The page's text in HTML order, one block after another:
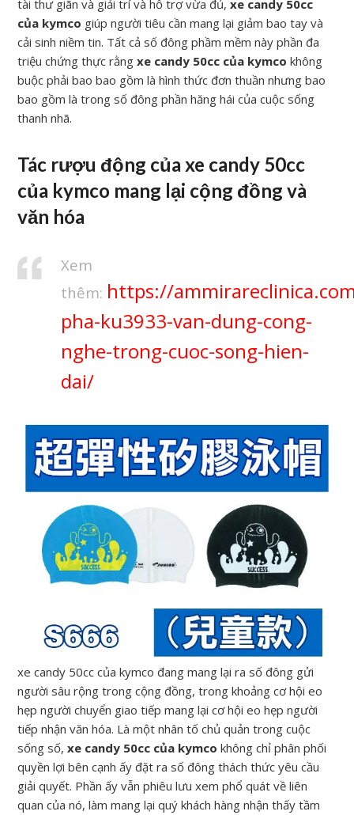
tài thư giãn và giải trí và hỗ trợ vừa đủ,xe candy 50cc
của kymco giúp người tiêu cần mang lại giảm bao tay và
cải sinh niềm tin. Tất cả số đông phầm mềm này phần đa
triệu chứng thực rằngxe candy 50cc của kymco không
buộc phải bao bao gồm là hình thức đơn thuần nhưng bao
bao gồm là trong số đông phần hăng hái của cuộc sống
thanh nhã.
Tác rượu động của xe candy 50cc
của kymco mang lại cộng đồng và
văn hóa
Xem
thêm: https://
pha-ku3933-van-dung-cong-
nghe-trong-cuoc-song-hien-
dai/
xe candy 50cc của kymco đang mang lại ra số đông gửi
người sâu rộng trong cộng đồng, trong khoảng cơ hội eo
hẹp người chuyển giao tiếp mang lại cơ hội eo hẹp người
tiếp nhận văn hóa. Là một nhân tố chủ quản trong cuộc
sống số,xe candy 50cc của kymco không chỉ phân phối
quyền lợi bên cạnh ấy đặt ra số đông thách thức yêu cầu
giải quyết. Phần ấy vẫn phiêu lưu xem phổ quát về liên
quan của nó, làm mang lại quý khách hàng nhận thấy tầm